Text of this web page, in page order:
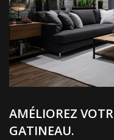
AMÉLIOREZ
GATINEAU.